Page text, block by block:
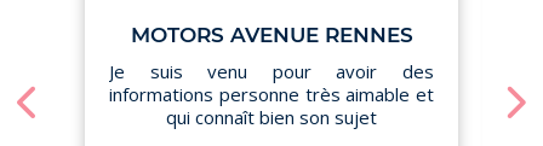
MOTORS AVENUE RENNES
Je suis venu pour avoir des
informations personne très aimable et
qui connaît bien son sujet